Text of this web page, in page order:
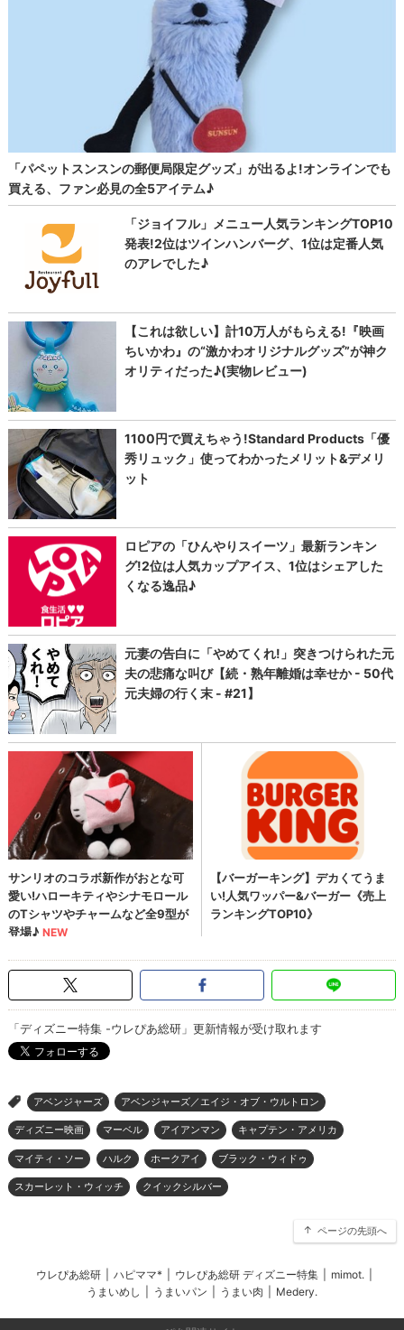
「ディズニー特集 -ウレぴあ総研」更新情報が受け取れます
> アベンジャーズ アベンジャーズ／エイジ・オブ・ウルトロン
ディズニー映画 マーベル アイアンマン キャプテン・アメリカ
マイティ・ソー ハルク ホークアイ ブラック・ウィドゥ
スカーレット・ウィッチ クイックシルバー
ページの先頭へ
ウレぴあ総研 ハピママ* ウレぴあ総研 ディズニー特集 mimot.
うまいめし
うまいパン うまい肉 Medery.